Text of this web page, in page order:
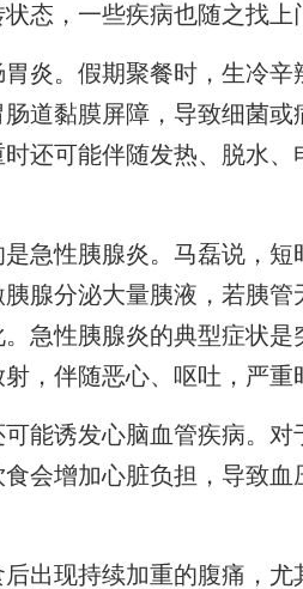
态，一些疾病也随之找上
。假期聚餐时，生冷辛
道黏膜屏障，导致细菌
还可能伴随发热、脱水
性胰腺炎。马磊说，短
腺分泌大量胰液，若胰
急性胰腺炎的典型症状
，伴随恶心、呕吐，严
诱发心脑血管疾病。对
会增加心脏负担，导致
现持续加重的腹痛，尤